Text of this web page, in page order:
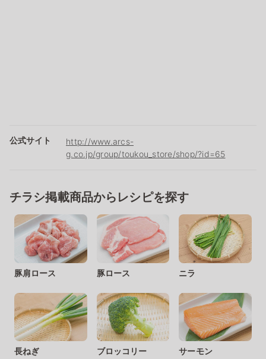
公式サイト
http://www.arcs-
g.co.jp/group/toukou_store/shop/?id=65
チラシ掲載商品からレシピを探す
豚肩ロース 豚ロース ニラ
長ねぎ ブロッコリー サーモン